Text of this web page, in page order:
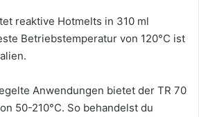
reaktive Hotmelts in 310 ml
Betriebstemperatur von 120°C ist
Anwendungen bietet der TR 70
50-210°C. So behandelst du